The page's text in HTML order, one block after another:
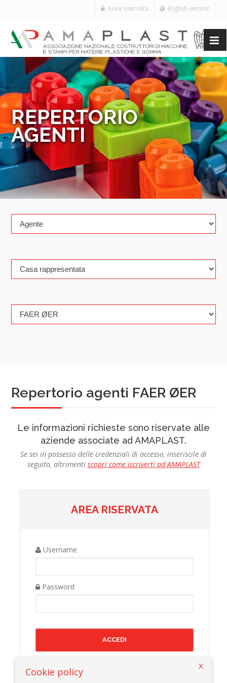
English version
Area riservata
REPERTORIO
AGENTI
Repertorio agenti FAER ØER
Le informazioni richieste sono riservate alle
aziende associate ad AMAPLAST.
Se sei in possesso delle credenziali di accesso, inseriscile di
seguito, altrimenti scopri come iscriverti ad AMAPLAST
AREA RISERVATA
Username
Password
Cookie policy X